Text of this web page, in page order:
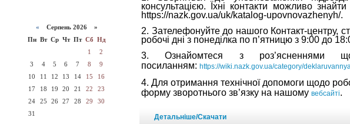
« Серпень 2026 »
Пн Вт Ср Чт Пт Сб Нд
1
2
3
4 5 6 7 8
9
10
11 12 13 14 15
16
17
18 19 20 21 22
23
24
25 26 27 28 29
30
31
консультацією. Їхні контакти можливо
https://nazk.gov.ua/uk/katalog-upovnovazhenyh/.
2. Зателефонуйте до нашого Контакт-центру,
робочі дні з понеділка по п’ятницю з 9:00 до
3. Ознайомтеся з роз’ясненнями
посиланням: https://wiki.nazk.gov.ua/category/
4. Для отримання технічної допомоги щодо
форму зворотнього зв’язку на нашому вебсайті.
Детальніше/Скачати